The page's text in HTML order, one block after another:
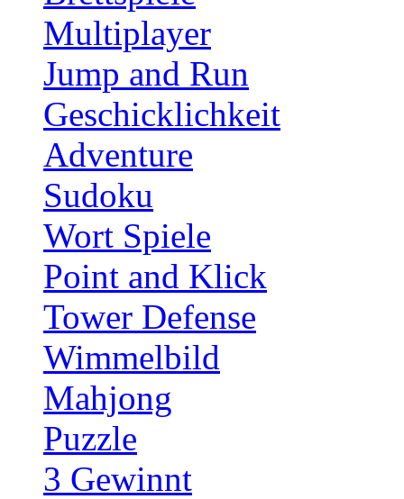
Multiplayer
Jump and Run
Geschicklichkeit
Adventure
Sudoku
Wort Spiele
Point and Klick
Tower Defense
Wimmelbild
Mahjong
Puzzle
3 Gewinnt